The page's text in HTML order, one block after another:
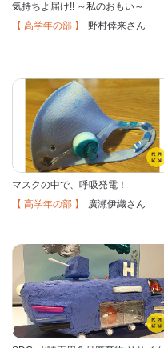
気持ちよ届け!! ～私のおもい～
【 高学年の部 】 野村倖来さん
マスクの中で、呼吸発電！
【 高学年の部 】 廣瀬伊織さん